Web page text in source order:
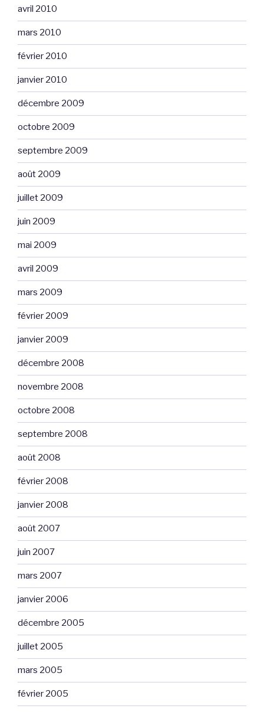
avril 2010
mars 2010
février 2010
janvier 2010
décembre 2009
octobre 2009
septembre 2009
août 2009
juillet 2009
juin 2009
mai 2009
avril 2009
mars 2009
février 2009
janvier 2009
décembre 2008
novembre 2008
octobre 2008
septembre 2008
août 2008
février 2008
janvier 2008
août 2007
juin 2007
mars 2007
janvier 2006
décembre 2005
juillet 2005
mars 2005
février 2005